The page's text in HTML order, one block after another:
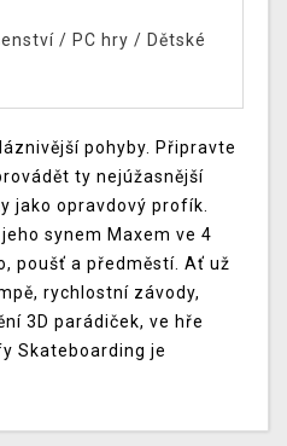
/ PC hry / Dětské
pohyby. Připravte
ty nejúžasnější
jako opravdový profík.
synem Maxem ve 4
poušť a předměstí. Ať už
rychlostní závody,
3D parádiček, ve hře
Skateboarding je